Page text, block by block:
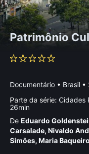
Patrimônio
Documentário • Brasil •
Parte da série: Cidades
26min
De Eduardo
Carsalade, Nivaldo
Simões, Maria Baqueiro